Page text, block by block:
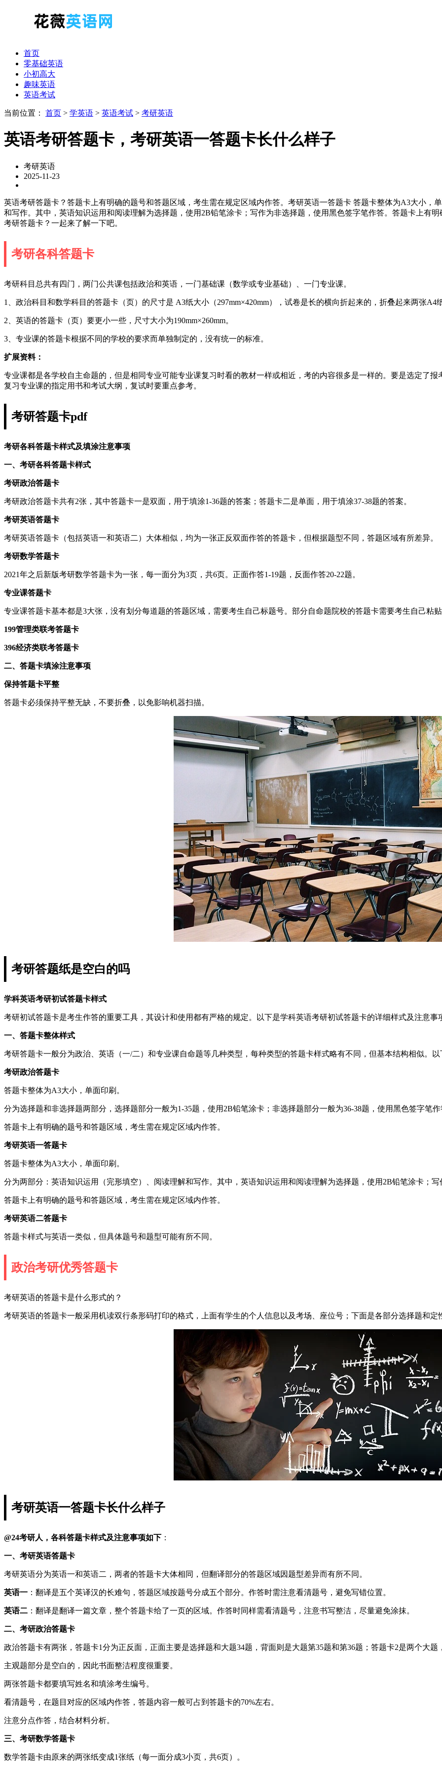
首页
零基础英语
小初高大
趣味英语
英语考试
当前位置： 首页 > 学英语 > 英语考试 > 考研英语
英语考研答题卡，考研英语一答题卡长什么样子
考研英语
2025-11-23
英语考研答题卡？答题卡上有明确的题号和答题区域，考生需在规定区域内作答。考研英语一答题卡 答题卡整体为A3大小，
和写作。其中，英语知识运用和阅读理解为选择题，使用2B铅笔涂卡；写作为非选择题，使用黑色签字笔作答。答题卡上有
考研答题卡？一起来了解一下吧。
考研各科答题卡
考研科目总共有四门，两门公共课包括政治和英语，一门基础课（数学或专业基础）、一门专业课。
1、政治科目和数学科目的答题卡（页）的尺寸是 A3纸大小（297mm×420mm），试卷是长的横向折起来的，折叠起来两张A4
2、英语的答题卡（页）要更小一些，尺寸大小为190mm×260mm。
3、专业课的答题卡根据不同的学校的要求而单独制定的，没有统一的标准。
扩展资料：
专业课都是各学校自主命题的，但是相同专业可能专业课复习时看的教材一样或相近，考的内容很多是一样的。要是选定了
复习专业课的指定用书和考试大纲，复试时要重点参考。
考研答题卡pdf
考研各科答题卡样式及填涂注意事项
一、考研各科答题卡样式
考研政治答题卡
考研政治答题卡共有2张，其中答题卡一是双面，用于填涂1-36题的答案；答题卡二是单面，用于填涂37-38题的答案。
考研英语答题卡
考研英语答题卡（包括英语一和英语二）大体相似，均为一张正反双面作答的答题卡，但根据题型不同，答题区域有所差异。
考研数学答题卡
2021年之后新版考研数学答题卡为一张，每一面分为3页，共6页。正面作答1-19题，反面作答20-22题。
专业课答题卡
专业课答题卡基本都是3大张，没有划分每道题的答题区域，需要考生自己标题号。部分自命题院校的答题卡需要考生自己粘贴
199管理类联考答题卡
396经济类联考答题卡
二、答题卡填涂注意事项
保持答题卡平整
答题卡必须保持平整无缺，不要折叠，以免影响机器扫描。
考研答题纸是空白的吗
学科英语考研初试答题卡样式
考研初试答题卡是考生作答的重要工具，其设计和使用都有严格的规定。以下是学科英语考研初试答题卡的详细样式及注意事
一、答题卡整体样式
考研答题卡一般分为政治、英语（一/二）和专业课自命题等几种类型，每种类型的答题卡样式略有不同，但基本结构相似。以
考研政治答题卡
答题卡整体为A3大小，单面印刷。
分为选择题和非选择题两部分，选择题部分一般为1-35题，使用2B铅笔涂卡；非选择题部分一般为36-38题，使用黑色签字笔作
答题卡上有明确的题号和答题区域，考生需在规定区域内作答。
考研英语一答题卡
答题卡整体为A3大小，单面印刷。
分为两部分：英语知识运用（完形填空）、阅读理解和写作。其中，英语知识运用和阅读理解为选择题，使用2B铅笔涂卡；写
答题卡上有明确的题号和答题区域，考生需在规定区域内作答。
考研英语二答题卡
答题卡样式与英语一类似，但具体题号和题型可能有所不同。
政治考研优秀答题卡
考研英语的答题卡是什么形式的？
考研英语的答题卡一般采用机读双行条形码打印的格式，上面有学生的个人信息以及考场、座位号；下面是各部分选择题和定
考研英语一答题卡长什么样子
@24考研人，各科答题卡样式及注意事项如下 ：
一、考研英语答题卡
考研英语分为英语一和英语二，两者的答题卡大体相同，但翻译部分的答题区域因题型差异而有所不同。
英语一 ：翻译是五个英译汉的长难句，答题区域按题号分成五个部分。作答时需注意看清题号，避免写错位置。
英语二 ：翻译是翻译一篇文章，整个答题卡给了一页的区域。作答时同样需看清题号，注意书写整洁，尽量避免涂抹。
二、考研政治答题卡
政治答题卡有两张，答题卡1分为正反面，正面主要是选择题和大题34题，背面则是大题第35题和第36题；答题卡2是两个大题
主观题部分是空白的，因此书面整洁程度很重要。
两张答题卡都要填写姓名和填涂考生编号。
看清题号，在题目对应的区域内作答，答题内容一般可占到答题卡的70%左右。
注意分点作答，结合材料分析。
三、考研数学答题卡
数学答题卡由原来的两张纸变成1张纸（每一面分成3小页，共6页）。